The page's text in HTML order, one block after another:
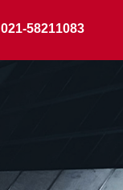
021-58211083